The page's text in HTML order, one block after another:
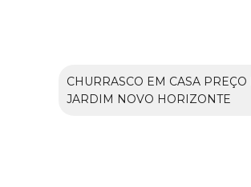
CHURRASCO EM CASA PREÇO
JARDIM NOVO HORIZONTE